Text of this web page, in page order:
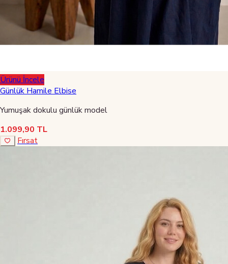
Ürünü İncele
Günlük Hamile Elbise
Yumuşak dokulu günlük model
1.099,90 TL
Fırsat